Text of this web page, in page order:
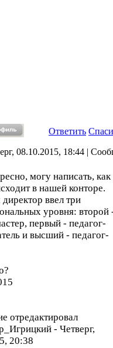
Ответить
08.10.2015, 18:44 |
могу написать, как
в нашей конторе.
ввел три
уровня: второй
первый - педагог-
и высший - педагог-
отредактировал
- Четверг,
20:38